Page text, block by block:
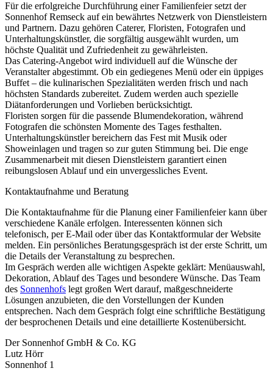
Für die erfolgreiche Durchführung einer Familienfeier setzt der
Sonnenhof Remseck auf ein bewährtes Netzwerk von Dienstleistern
und Partnern. Dazu gehören Caterer, Floristen, Fotografen und
Unterhaltungskünstler, die sorgfältig ausgewählt wurden, um
höchste Qualität und Zufriedenheit zu gewährleisten.
Das Catering-Angebot wird individuell auf die Wünsche der
Veranstalter abgestimmt. Ob ein gediegenes Menü oder ein üppiges
Buffet – die kulinarischen Spezialitäten werden frisch und nach
höchsten Standards zubereitet. Zudem werden auch spezielle
Diätanforderungen und Vorlieben berücksichtigt.
Floristen sorgen für die passende Blumendekoration, während
Fotografen die schönsten Momente des Tages festhalten.
Unterhaltungskünstler bereichern das Fest mit Musik oder
Showeinlagen und tragen so zur guten Stimmung bei. Die enge
Zusammenarbeit mit diesen Dienstleistern garantiert einen
reibungslosen Ablauf und ein unvergessliches Event.
Kontaktaufnahme und Beratung
Die Kontaktaufnahme für die Planung einer Familienfeier kann über
verschiedene Kanäle erfolgen. Interessenten können sich
telefonisch, per E-Mail oder über das Kontaktformular der Website
melden. Ein persönliches Beratungsgespräch ist der erste Schritt, um
die Details der Veranstaltung zu besprechen.
Im Gespräch werden alle wichtigen Aspekte geklärt: Menüauswahl,
Dekoration, Ablauf des Tages und besondere Wünsche. Das Team
des Sonnenhofs legt großen Wert darauf, maßgeschneiderte
Lösungen anzubieten, die den Vorstellungen der Kunden
entsprechen. Nach dem Gespräch folgt eine schriftliche Bestätigung
der besprochenen Details und eine detaillierte Kostenübersicht.
Der Sonnenhof GmbH & Co. KG
Lutz Hörr
Sonnenhof 1